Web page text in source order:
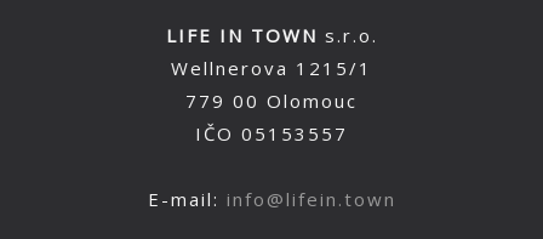
LIFE IN TOWN s.r.o.
Wellnerova 1215/1
779 00 Olomouc
IČO 05153557
E-mail: info@lifein.town